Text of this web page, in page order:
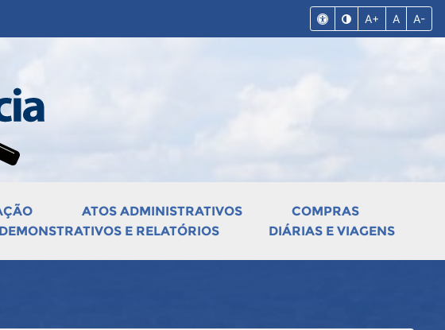
A+ A A-
ATOS ADMINISTRATIVOS
COMPRAS
DEMONSTRATIVOS E RELATÓRIOS DIÁRIAS E VIAGENS